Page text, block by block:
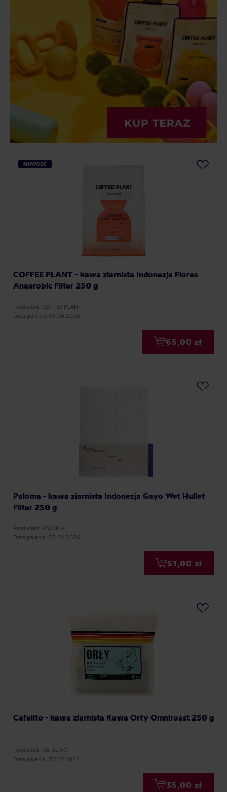
NOWOŚĆ
COFFEE PLANT - kawa ziarnista Indonezja Flores
Anaerobic Filter 250 g
Producent: COFFEE PLANT
Data palenia: 09.06.2026
65,00 zł
Paloma - kawa ziarnista Indonezja Gayo Wet Hullet
Filter 250 g
Producent: PALOMA
Data palenia: 23.04.2026
51,00 zł
Cafelito - kawa ziarnista Kawa Orły Omniroast 250 g
Producent: CAFELITO
Data palenia: 30.07.2026
35,00 zł